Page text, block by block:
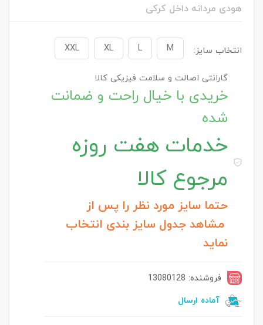
هودی مردانه داخل کرکی
انتخاب سایز: M
L
XL
XXL
گارانتی اصالت و سلامت فیزیکی کالا
خریدی با خیال راحت و ضمانت
شده
خدمات هفت روزه
مرجوع کالا
حتما سایز مورد نظر را پس از
مشاهد جدول سایز بندی انتخاب
نماید
فروشنده: 13080128
آماده ارسال